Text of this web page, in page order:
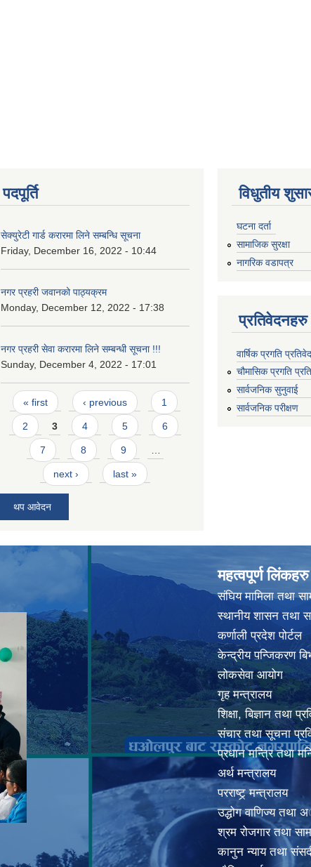
पदपूर्ति
सेक्युरेटी गार्ड करारमा लिने सम्बन्धि सूचना
Friday, December 16, 2022 - 10:44
नगर प्रहरी जवानको पाठ्यक्रम
Monday, December 12, 2022 - 17:38
नगर प्रहरी सेवा करारमा लिने सम्बन्ध‍ी सूचना !!!
Sunday, December 4, 2022 - 17:01
Pages
« first ‹ previous 1
2 3 4 5 6
7 8 9
next › last »
थप आवेदन
विधुतीय
घटना दर्ता
सामाजिक सुरक्षा
नागरिक वडापत्र
प्रतिवेदनहरु
वार्षिक प्रगति
चौमासिक प्रगति
सार्वजनिक सुनुवाई
सार्वजनिक परीक्षण
महत्वपूर्ण लिंकहरु
संघिय मामिला तथा
स्थानीय शासन तथा
कर्णाली प्रदेश पोर्टल
केन्द्रीय पन्जिकरण
लोकसेवा आयोग
गृह मन्त्रालय
शिक्षा, बिज्ञान तथा
संचार तथा सूचना
प्रधान मन्त्रि तथा
अर्थ मन्त्रालय
परराष्ट्र् मन्त्रालय
उद्धोग वाणिज्य तथा
श्रम रोजगार तथा
कानुन न्याय तथा